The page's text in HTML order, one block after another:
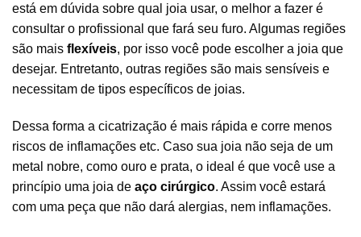
está em dúvida sobre qual joia usar, o melhor a fazer é
consultar o profissional que fará seu furo. Algumas regiões
são mais flexíveis, por isso você pode escolher a joia que
desejar. Entretanto, outras regiões são mais sensíveis e
necessitam de tipos específicos de joias.
Dessa forma a cicatrização é mais rápida e corre menos
riscos de inflamações etc. Caso sua joia não seja de um
metal nobre, como ouro e prata, o ideal é que você use a
princípio uma joia de aço cirúrgico. Assim você estará
com uma peça que não dará alergias, nem inflamações.